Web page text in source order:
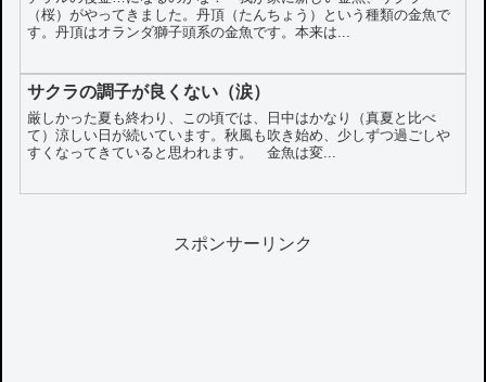
（桜）がやってきました。丹頂（たんちょう）という種類の金魚で
す。丹頂はオランダ獅子頭系の金魚です。本来は...
サクラの調子が良くない（涙）
厳しかった夏も終わり、この頃では、日中はかなり（真夏と比べ
て）涼しい日が続いています。秋風も吹き始め、少しずつ過ごしや
すくなってきていると思われます。 金魚は変...
スポンサーリンク